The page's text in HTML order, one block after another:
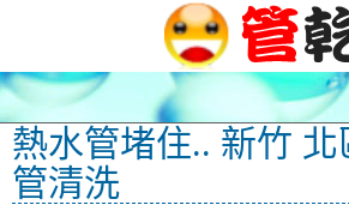
熱水管堵住.. 新竹
管清洗